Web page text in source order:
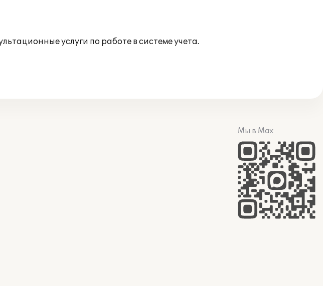
услуги по работе в системе учета.
Мы в Max